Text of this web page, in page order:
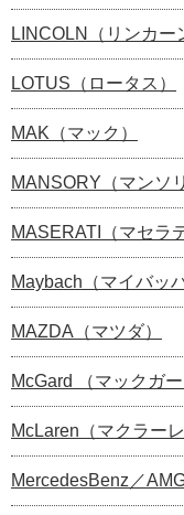
LINCOLN（リンカー
LOTUS（ロータス）
MAK（マック）
MANSORY（マンソ
MASERATI（マセラ
Maybach（マイバッハ
MAZDA（マツダ）
McGard （マックガー
McLaren（マクラーレ
MercedesBenz／